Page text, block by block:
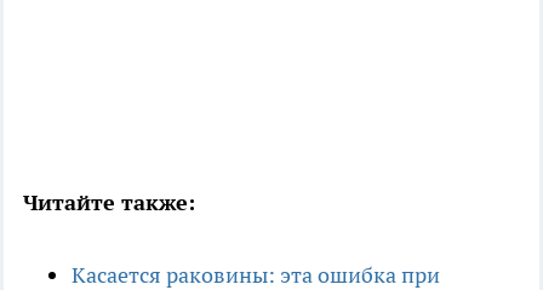
Читайте также:
Касается раковины: эта ошибка при